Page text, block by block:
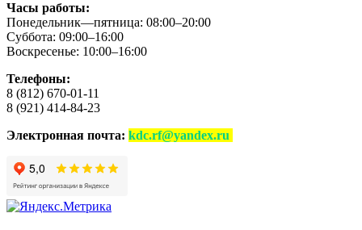
Часы работы:
Понедельник—пятница: 08:00–20:00
Суббота: 09:00–16:00
Воскресенье: 10:00–16:00
Телефоны:
8 (812) 670-01-11
8 (921) 414-84-23
Электронная почта: kdc.rf@yandex.ru